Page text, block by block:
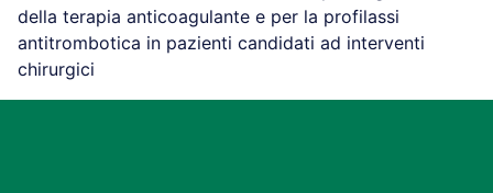
della terapia anticoagulante e per la profilassi
antitrombotica in pazienti candidati ad interventi
chirurgici